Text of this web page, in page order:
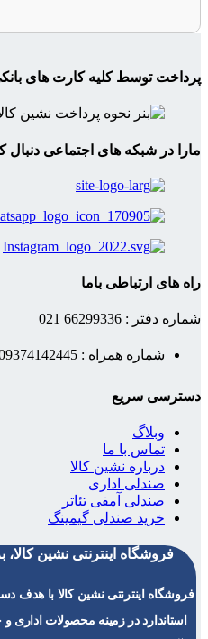
پرداخت توسط کلیه کارت های
مارا در شبکه های اجتماعی دنبال
راه های ارتباطی باما
شماره دفتر : 66299336 021
شماره همراه : 09374142445
دسترسی سریع
وبلاگ
تماس با ما
درباره نشین کالا
صندلی اداری
صندلی آمفی تئاتر
خرید صندلی گیمینگ
فروشگاه اینترنتی نشین کالا،
فروشگاه اینترنتی نشین کالا با هدف